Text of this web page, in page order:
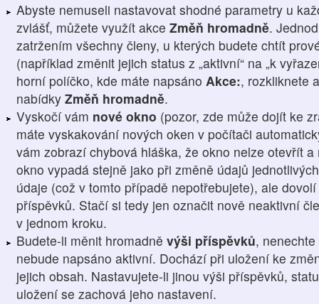
Abyste nemuseli nastavovat shodné parametry u
zvlášť, můžete využít akce Změň hromadně.
zatržením všechny členy, u kterých budete chtít
(například změnit jejich status z „aktivní“ na „k
horní políčko, kde máte napsáno Akce:, rozkliknete
nabídky Změň hromadně.
Vyskočí vám nové okno (pozor, zde může dojít ke
máte vyskakování nových oken v počítači
vám zobrazí chybová hláška, že okno nelze otevřít
okno vypadá stejně jako při změně údajů
údaje (což v tomto případě nepotřebujete), ale
příspěvků. Stačí si tedy jen označit nově neaktivní
v jednom kroku.
Budete-li měnit hromadně výši příspěvků,
nebude napsáno aktivní. Dochází při uložení ke
jejich obsah. Nastavujete-li jinou výši příspěvků,
uložení se zachová jeho nastavení.